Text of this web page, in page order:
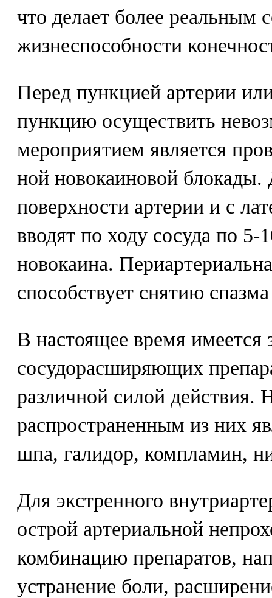
что делает более реальным
жизнеспособности
Перед пункцией артерии
пункцию осуществить
мероприятием является
ной новокаиновой блокады.
поверхности артерии и с
вводят по ходу сосуда по 5-
новокаина.
способствует снятию
В настоящее время имеется
сосудорасширяющих
различной силой действия.
распространенным из них
шпа, галидор, компламин,
Для экстренного
острой артериальной
комбинацию препаратов,
устранение боли,